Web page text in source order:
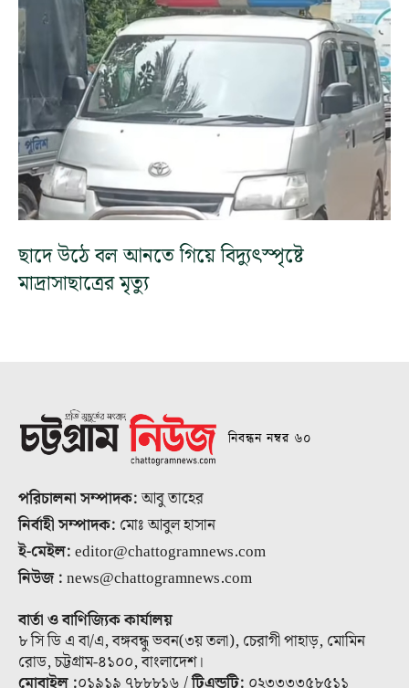
ছাদে উঠে বল আনতে গিয়ে বিদ্যুৎস্পৃষ্টে
মাদ্রাসাছাত্রের মৃত্যু
নিবন্ধন নম্বর ৬০
পরিচালনা সম্পাদক:আবু তাহের
নির্বাহী সম্পাদক: মোঃ আবুল হাসান
ই-মেইল:editor@chattogramnews.com
নিউজ :news@chattogramnews.com
বার্তা ও বাণিজ্যিক কার্যালয়
৮ সি ডি এ বা/এ, বঙ্গবন্ধু ভবন(৩য় তলা), চেরাগী পাহাড়, মোমিন
রোড, চট্টগ্রাম-৪১০০, বাংলাদেশ।